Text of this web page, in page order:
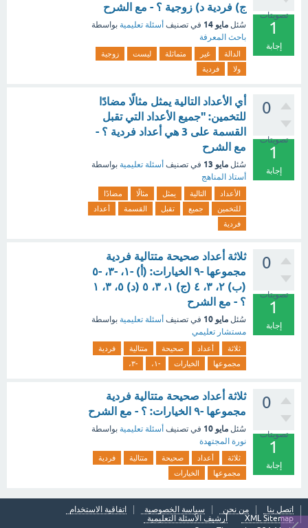
تصويتات
1
إجابة
ج) فردية د) زوجية ؟ - مع الشرح
سُئل مايو 14 في تصنيف أسئلة تعليمية بواسطة
باحث المعرفة
الدالة غير متماثلة ليست
زوجية
ولا
فردية
0
تصويتات
1
إجابة
أي الأعداد التالية يمثل مثالًا مضادًا
للتخمين: "جميع الأعداد التي تقبل
القسمة على 3 هي أعداد فردية ؟ -
مع الشرح
سُئل مايو 13 في تصنيف أسئلة تعليمية بواسطة
أستاذ المناهج
الأعداد التالية يمثل مثالًا
مضادًا
للتخمين
جميع تقبل القسمة
أعداد
فردية
0
تصويتات
1
إجابة
ثلاثة أعداد صحيحة متتالية فردية
مجموعها -٩ الخيارات: (أ) -١، -٣، -٥
(ب) ٢، ٣، ٤ (ج) ١، ٣، ٥ (د) ٥، ٣، ١
؟ - مع الشرح
سُئل مايو 10 في تصنيف أسئلة تعليمية بواسطة
مستشار تعليمي
ثلاثة أعداد صحيحة متتالية
فردية
مجموعها
الخيارات -١، -٣،
0
تصويتات
1
إجابة
ثلاثة أعداد صحيحة متتالية فردية
مجموعها -٩ الخيارات: ؟ - مع الشرح
سُئل مايو 10 في تصنيف أسئلة تعليمية بواسطة
نورة المجتهدة
ثلاثة أعداد صحيحة متتالية
فردية
مجموعها
الخيارات
اتصل بنا من نحن سياسة الخصوصية
اتفاقية الاستخدام
XML Sitemap
أرشيف الأسئلة التعليمية